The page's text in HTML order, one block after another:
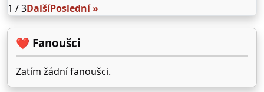
1 / 3DalšíPoslední »
❤️ Fanoušci
Zatím žádní fanoušci.